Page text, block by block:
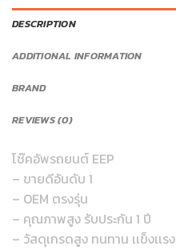
DESCRIPTION
ADDITIONAL INFORMATION
BRAND
REVIEWS (0)
โช๊คอัพรถยนต์ EEP
– ขายดีอันดับ 1
– OEM ตรงรุ่น
– คุณภาพสูง รับประกัน 1 ปี
– วัสดุเกรดสูง ทนทาน เเข็งเเรง